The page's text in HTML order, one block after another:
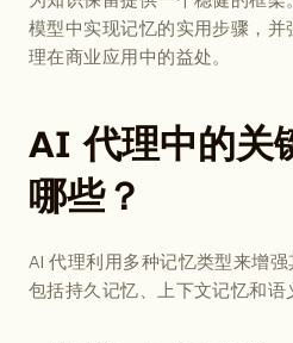
模型中实现记忆的实用步骤，
理在商业应用中的益处。
AI 代理中的关
哪些？
AI 代理利用多种记忆类型来增
包括持久记忆、上下文记忆和语